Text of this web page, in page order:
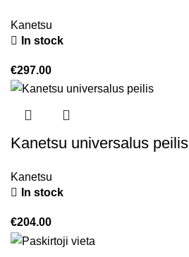
Kanetsu
In stock
€297.00
Kanetsu universalus peilis
Kanetsu
In stock
€204.00